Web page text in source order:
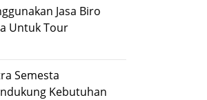
Jasa Biro
Untuk Tour
Semesta
Kebutuhan